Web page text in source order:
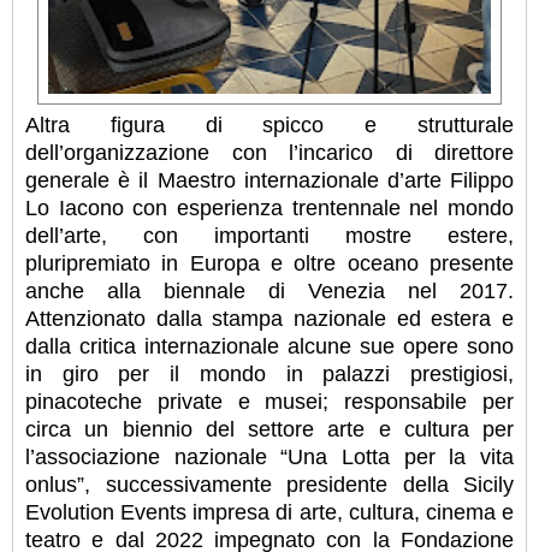
Altra figura di spicco e strutturale
dell’organizzazione con l’incarico di direttore
generale è il Maestro internazionale d’arte Filippo
Lo Iacono con esperienza trentennale nel mondo
dell’arte, con importanti mostre estere,
pluripremiato in Europa e oltre oceano presente
anche alla biennale di Venezia nel 2017.
Attenzionato dalla stampa nazionale ed estera e
dalla critica internazionale alcune sue opere sono
in giro per il mondo in palazzi prestigiosi,
pinacoteche private e musei; responsabile per
circa un biennio del settore arte e cultura per
l’associazione nazionale “Una Lotta per la vita
onlus”, successivamente presidente della Sicily
Evolution Events impresa di arte, cultura, cinema e
teatro e dal 2022 impegnato con la Fondazione